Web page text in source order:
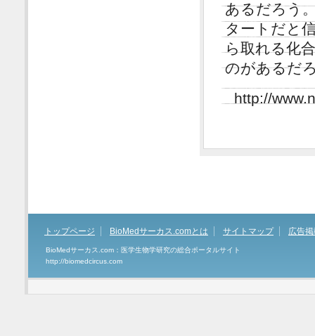
あるだろう
タートだと
ら取れる化
のがあるだ
http://
トップページ BioMedサーカス.comとは サイトマップ 広告
BioMedサーカス.com：医学生物学研究の総合ポータルサイト
http://biomedcircus.com